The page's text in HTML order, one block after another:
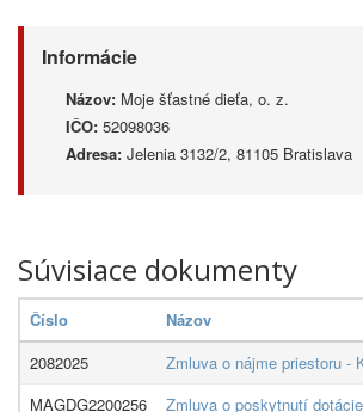
Informácie
Názov: Moje šťastné dieťa, o. z.
IČO: 52098036
Adresa: Jelenia 3132/2, 81105 Bratislava
Súvisiace dokumenty
Číslo
Názov
2082025
Zmluva o nájme priestoru -
MAGDG2200256
Zmluva o poskytnutí dotácie